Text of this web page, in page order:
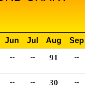
Jun Jul Aug
Sep
-- -- 91 --
-- -- 30 --